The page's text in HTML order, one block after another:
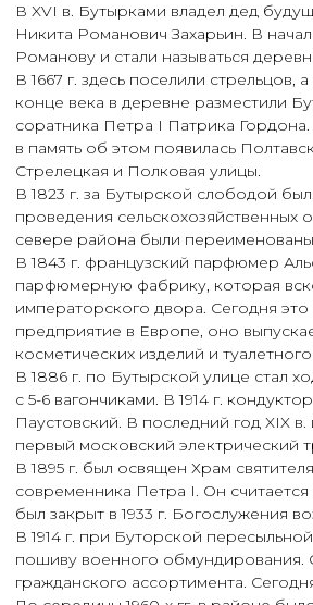
В XVI в. Бутырками владел дед
Никита Романович Захарьин. В
Романову и стали называться
В 1667 г. здесь поселили
конце века в деревне разместили
соратника Петра I Патрика
в память об этом появилась
Стрелецкая и Полковая улицы.
В 1823 г. за Бутырской слободой
проведения сельскохозяйственных
севере района были
В 1843 г. французский парфюмер
парфюмерную фабрику, которая
императорского двора. Сегодня
предприятие в Европе, оно
косметических изделий и
В 1886 г. по Бутырской улице стал
с 5-6 вагончиками. В 1914 г.
Паустовский. В последний год XIX
первый московский электрический
В 1895 г. был освящен Храм
современника Петра I. Он
был закрыт в 1933 г. Богослужения
В 1914 г. при Буторской
пошиву военного обмундирования.
гражданского ассортимента.